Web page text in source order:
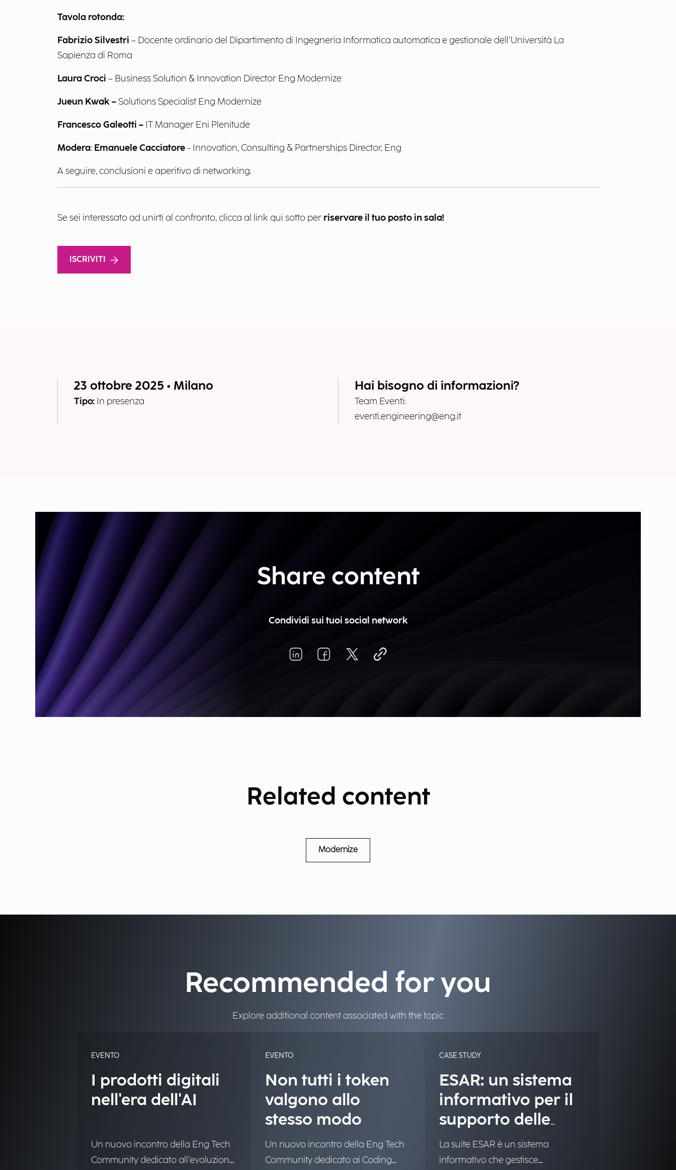
Tavola rotonda:
Fabrizio Silvestri – Docente ordinario del Dipartimento di Ingegneria Informatica automatica e gestionale dell'Università La
Sapienza di Roma
Laura Croci – Business Solution & Innovation Director Eng Modernize
Jueun Kwak –Solutions Specialist Eng Modernize
Francesco Galeotti – IT Manager Eni Plenitude
Modera: Emanuele Cacciatore- Innovation, Consulting & Partnerships Director, Eng
A seguire, conclusioni e aperitivo di networking.
Se sei interessato ad unirti al confronto, clicca al link qui sotto per riservare il tuo posto in sala!
ISCRIVITI
23 ottobre 2025 • Milano
Tipo: In presenza
Hai bisogno di informazioni?
Team Eventi:
eventi.engineering@eng.it
Share content
Condividi sui tuoi social network
Related content
Modernize
Recommended for you
Explore additional content associated with the topic
EVENTO
I prodotti digitali
nell'era dell'AI
Un nuovo incontro della Eng Tech
Community dedicato all'evoluzione
EVENTO
Non tutti i token
valgono allo
stesso modo
Un nuovo incontro della Eng Tech
Community dedicato ai Coding
CASE STUDY
ESAR: un sistema
informativo per il
supporto delle
attività di ARPAV
La suite ESAR è un sistema
informativo che gestisce